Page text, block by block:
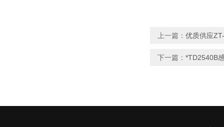
上一篇： 优质供应
下一篇： *TD2540B